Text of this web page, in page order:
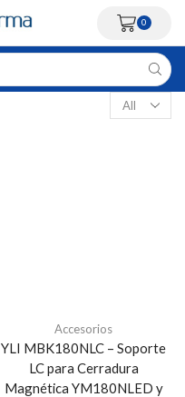
0
Accesorios
YLI MBK180NLC – Soporte
LC para Cerradura
Magnética YM180NLED y